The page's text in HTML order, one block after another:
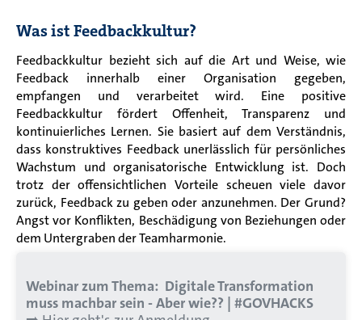
Was ist Feedbackkultur?
Feedbackkultur bezieht sich auf die Art und Weise, wie
Feedback innerhalb einer Organisation gegeben,
empfangen und verarbeitet wird. Eine positive
Feedbackkultur fördert Offenheit, Transparenz und
kontinuierliches Lernen. Sie basiert auf dem Verständnis,
dass konstruktives Feedback unerlässlich für persönliches
Wachstum und organisatorische Entwicklung ist. Doch
trotz der offensichtlichen Vorteile scheuen viele davor
zurück, Feedback zu geben oder anzunehmen. Der Grund?
Angst vor Konflikten, Beschädigung von Beziehungen oder
dem Untergraben der Teamharmonie.
Webinar zum Thema: Digitale Transformation
muss machbar sein - Aber wie?? | #GOVHACKS